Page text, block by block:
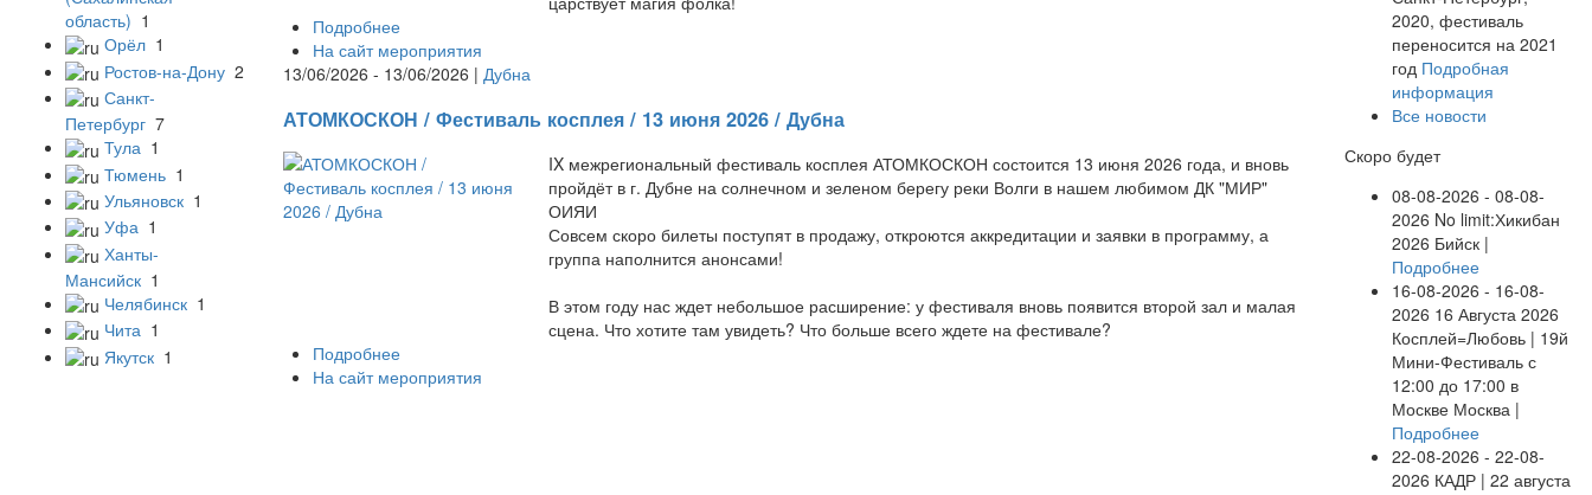
область) 1
Орёл 1
Ростов-на-Дону 2
Санкт-
Петербург 7
Тула 1
Тюмень 1
Ульяновск 1
Уфа 1
Ханты-
Мансийск 1
Челябинск 1
Чита 1
Якутск 1
Подробнее
На сайт мероприятия
13/06/2026 - 13/06/2026 | Дубна
АТОМКОСКОН / Фестиваль косплея / 13 июня 2026 / Дубна
IX межрегиональный фестиваль косплея АТОМКОСКОН состоится 13 июня 2026 года, и вновь
пройдёт в г. Дубне на солнечном и зеленом берегу реки Волги в нашем любимом ДК "МИР"
ОИЯИ
Совсем скоро билеты поступят в продажу, откроются аккредитации и заявки в программу, а
группа наполнится анонсами!
В этом году нас ждет небольшое расширение: у фестиваля вновь появится второй зал и малая
сцена. Что хотите там увидеть? Что больше всего ждете на фестивале?
Подробнее
На сайт мероприятия
2020, фестиваль
переносится на 2021
год Подробная
информация
Все новости
Скоро будет
08-08-2026 - 08-08-
2026 No limit:Хикибан
2026 Бийск |
Подробнее
16-08-2026 - 16-08-
2026 16 Августа 2026
Косплей=Любовь | 19й
Мини-Фестиваль с
12:00 до 17:00 в
Москве Москва |
Подробнее
22-08-2026 - 22-08-
2026 КАДР | 22 августа